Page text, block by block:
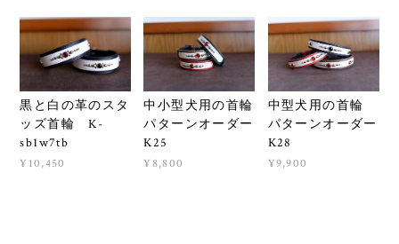
黒と白の革のスタ
ッズ首輪 K-
sb1w7tb
¥10,450
中小型犬用の首輪
パターンオーダー
K25
¥8,800
中型犬用の首輪
パターンオーダー
K28
¥9,900